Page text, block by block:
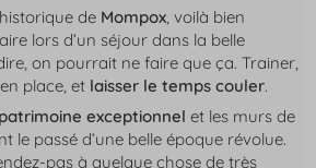
de Mompox , voilà bien
lors d’un séjour dans la belle
on pourrait ne faire que ça. Trainer,
place, et laisser le temps couler.
patrimoine exceptionnel et les murs de
le passé d’une belle époque révolue.
pas à quelque chose de très